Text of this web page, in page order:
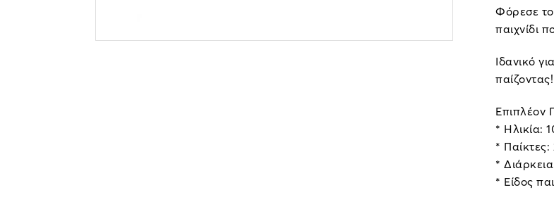
Φόρεσε
παιχνίδι
Ιδανικό
παίζοντας!
Επιπλέον
* Ηλικία:
* Παίκτες:
*
* Είδος